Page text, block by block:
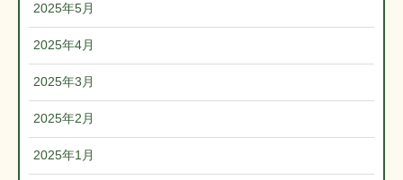
2025年5月
2025年4月
2025年3月
2025年2月
2025年1月